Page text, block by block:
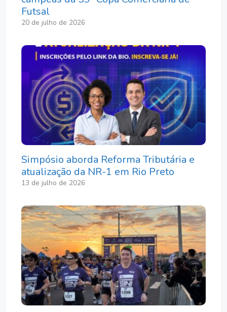
Futsal
20 de julho de 2026
Simpósio aborda Reforma Tributária e
atualização da NR-1 em Rio Preto
13 de julho de 2026